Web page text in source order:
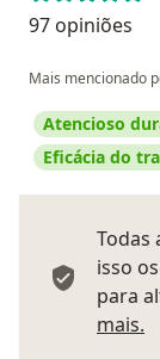
97 opiniões
Mais mencionado
Atencioso
Eficácia do
Todas
isso
para
mais.